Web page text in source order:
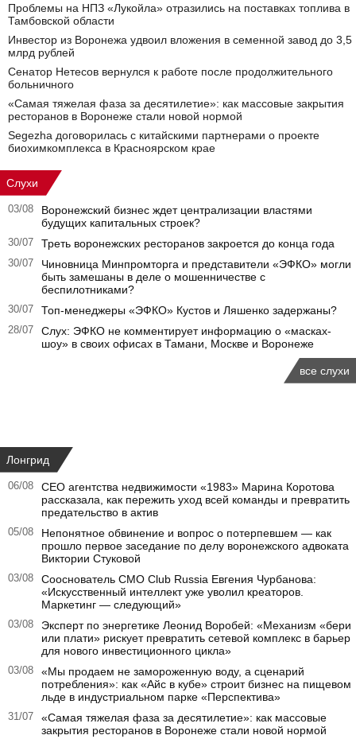
Проблемы на НПЗ «Лукойла» отразились на поставках топлива в
Тамбовской области
Инвестор из Воронежа удвоил вложения в семенной завод до 3,5
млрд рублей
Сенатор Нетесов вернулся к работе после продолжительного
больничного
«Самая тяжелая фаза за десятилетие»: как массовые закрытия
ресторанов в Воронеже стали новой нормой
Segezha договорилась с китайскими партнерами о проекте
биохимкомплекса в Красноярском крае
Слухи
03/08
Воронежский бизнес ждет централизации властями
будущих капитальных строек?
30/07 Треть воронежских ресторанов закроется до конца года
30/07
Чиновница Минпромторга и представители «ЭФКО» могли
быть замешаны в деле о мошенничестве с
беспилотниками?
30/07 Топ-менеджеры «ЭФКО» Кустов и Ляшенко задержаны?
28/07
Слух: ЭФКО не комментирует информацию о «масках-
шоу» в своих офисах в Тамани, Москве и Воронеже
все слухи
Лонгрид
06/08
CEO агентства недвижимости «1983» Марина Коротова
рассказала, как пережить уход всей команды и превратить
предательство в актив
05/08
Непонятное обвинение и вопрос о потерпевшем — как
прошло первое заседание по делу воронежского адвоката
Виктории Стуковой
03/08
Сооснователь CMO Club Russia Евгения Чурбанова:
«Искусственный интеллект уже уволил креаторов.
Маркетинг — следующий»
03/08
Эксперт по энергетике Леонид Воробей: «Механизм «бери
или плати» рискует превратить сетевой комплекс в барьер
для нового инвестиционного цикла»
03/08
«Мы продаем не замороженную воду, а сценарий
потребления»: как «Айс в кубе» строит бизнес на пищевом
льде в индустриальном парке «Перспектива»
31/07
«Самая тяжелая фаза за десятилетие»: как массовые
закрытия ресторанов в Воронеже стали новой нормой